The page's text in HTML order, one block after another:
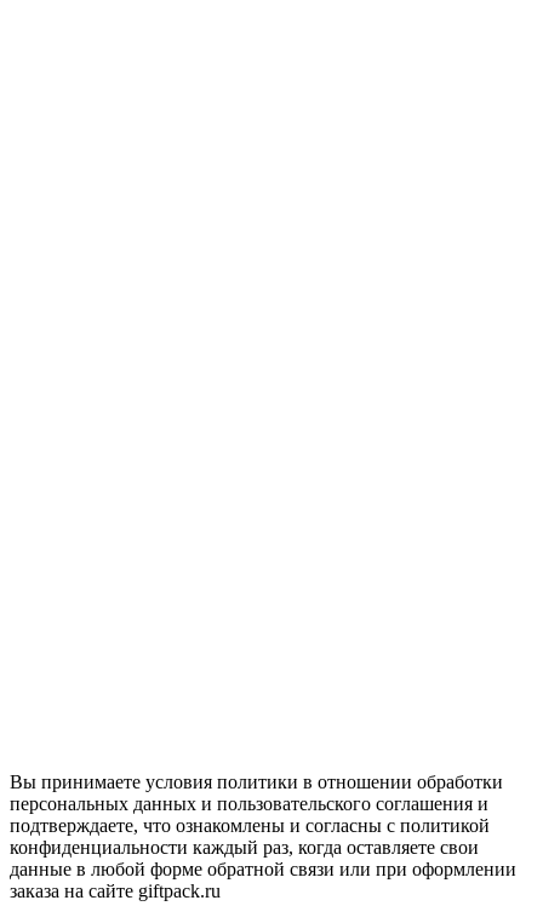
Вы принимаете условия политики в отношении обработки
персональных данных и пользовательского соглашения и
подтверждаете, что ознакомлены и согласны с политикой
конфиденциальности каждый раз, когда оставляете свои
данные в любой форме обратной связи или при оформлении
заказа на сайте giftpack.ru